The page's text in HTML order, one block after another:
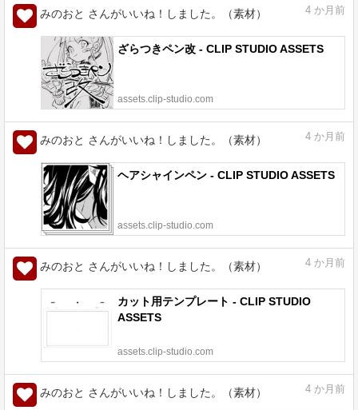
みのおと さんがいいね！しました。（素材） 4 か月前
ざらつきペン改 - CLIP STUDIO ASSETS
assets.clip-studio.com
みのおと さんがいいね！しました。（素材） 4 か月前
ヘアシャインペン - CLIP STUDIO ASSETS
assets.clip-studio.com
みのおと さんがいいね！しました。（素材） 4 か月前
カット用テンプレート - CLIP STUDIO
ASSETS
assets.clip-studio.com
みのおと さんがいいね！しました。（素材） 4 か月前